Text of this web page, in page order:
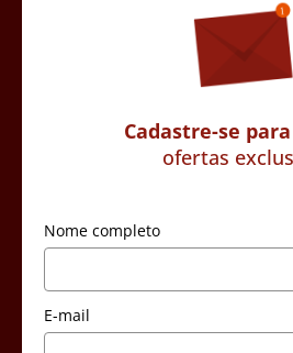
Cadastre-se para
ofertas
Nome completo
E-mail